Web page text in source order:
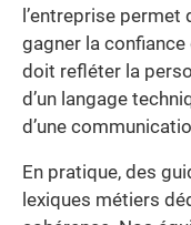
l’entreprise permet
gagner la confiance
doit refléter la
d’un langage
d’une
En pratique, des
lexiques métiers